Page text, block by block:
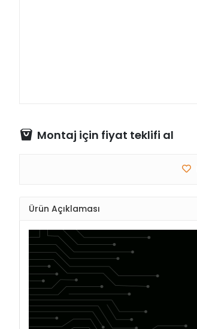
Montaj için fiyat teklifi al
Ürün Açıklaması